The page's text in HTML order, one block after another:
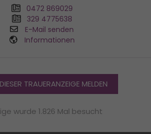
0472 869029
329 4775638
E-Mail senden
Informationen
TRAUERANZEIGE MELDEN
wurde 1.826 Mal besucht